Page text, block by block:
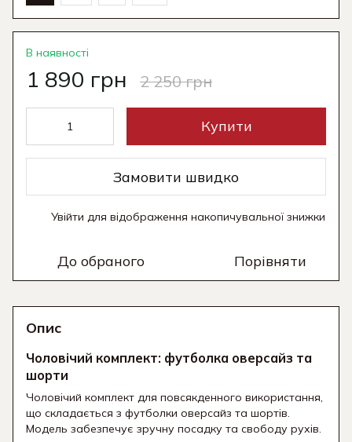
В наявності
1 890 грн 2 250 грн
Купити
Замовити швидко
Увійти для відображення накопичувальної знижки
До обраного Порівняти
Опис
Чоловічий комплект: футболка оверсайз та
шорти
Чоловічий комплект для повсякденного використання,
що складається з футболки оверсайз та шортів.
Модель забезпечує зручну посадку та свободу рухів.